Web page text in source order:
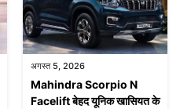
अगस्त 5, 2026
Mahindra Scorpio N
Facelift बेहद यूनिक खासियत के